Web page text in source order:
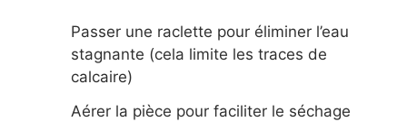
Passer une raclette pour éliminer l’eau
stagnante (cela limite les traces de
calcaire)
Aérer la pièce pour faciliter le séchage